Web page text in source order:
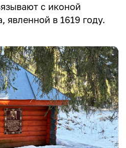
с иконой
явленной в 1619 году.